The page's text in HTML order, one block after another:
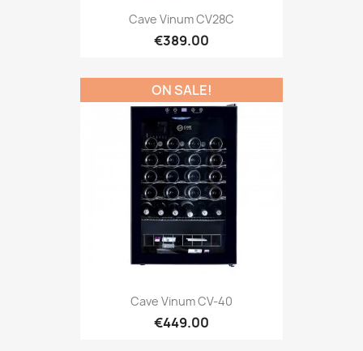
Cave Vinum CV28C
€389.00
Cave Vinum CV-40
€449.00
ON SALE!